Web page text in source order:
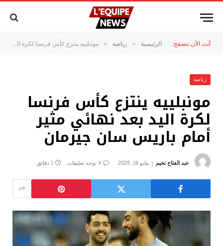
أنت الآن تتصفح: الرئيسية » رياضة » مونبلييه ينتزع كأس فرنسا لكرة اليد بعد نهائي مثير أمام باريس سان جيرمان
رياضة
مونبلييه ينتزع كأس فرنسا
لكرة اليد بعد نهائي مثير
أمام باريس سان جيرمان
عبد الفتاح تخيم مايو 19, 2025 لا توجد تعليقات 1 دقائق